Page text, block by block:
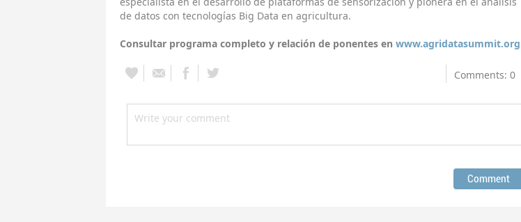
de datos con tecnologías Big Data en agricultura.
Consultar programa completo y relación de ponentes en www.agridatasummit.org
Comments: 0